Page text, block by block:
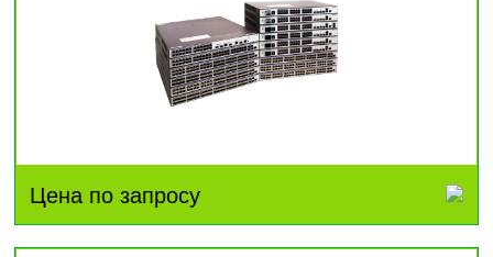
Цена по запросу